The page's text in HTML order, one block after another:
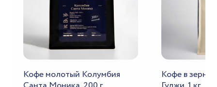
Кофе молотый Колумбия
Кофе в